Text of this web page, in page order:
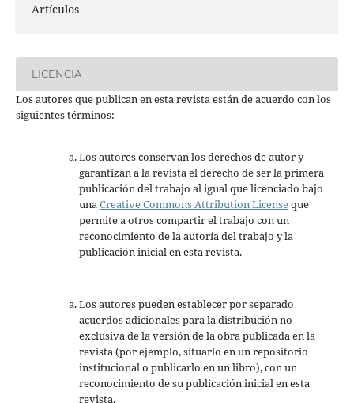
Artículos
LICENCIA
Los autores que publican en esta revista están de acuerdo con los
siguientes términos:
Los autores conservan los derechos de autor y
garantizan a la revista el derecho de ser la primera
publicación del trabajo al igual que licenciado bajo
unaCreative Commons Attribution Licenseque
permite a otros compartir el trabajo con un
reconocimiento de la autoría del trabajo y la
publicación inicial en esta revista.
Los autores pueden establecer por separado
acuerdos adicionales para la distribución no
exclusiva de la versión de la obra publicada en la
revista (por ejemplo, situarlo en un repositorio
institucional o publicarlo en un libro), con un
reconocimiento de su publicación inicial en esta
revista.